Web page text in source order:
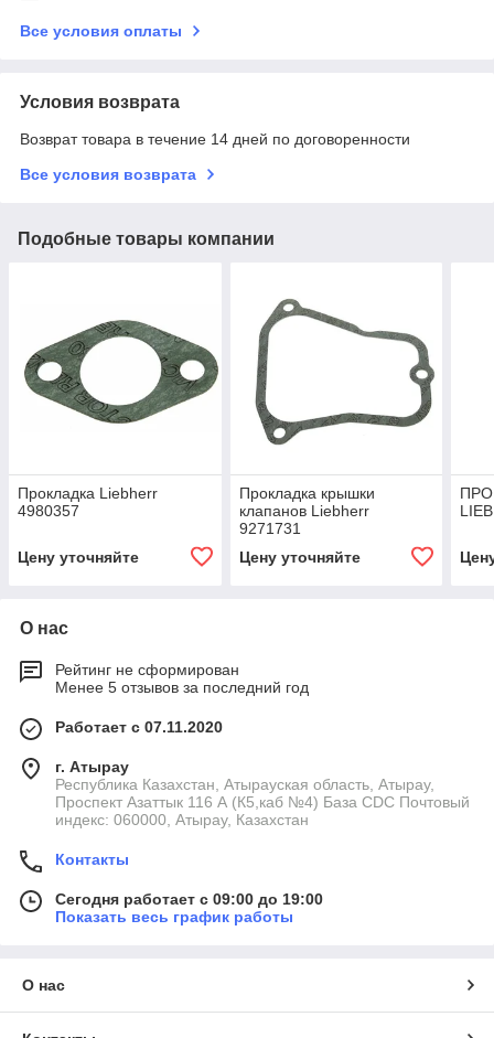
Все условия оплаты
Условия возврата
Возврат товара в течение 14 дней по договоренности
Все условия возврата
Подобные товары компании
Прокладка Liebherr
4980357
Цену уточняйте
Прокладка крышки
клапанов Liebherr
9271731
Цену уточняйте
О нас
Рейтинг не сформирован
Менее 5 отзывов за последний год
Работает с 07.11.2020
г. Атырау
Республика Казахстан, Атырауская область, Атырау,
Проспект Азаттык 116 А (К5,каб №4) База CDC Почтовый
индекс: 060000, Атырау, Казахстан
Контакты
Сегодня работает с 09:00 до 19:00
Показать весь график работы
О нас